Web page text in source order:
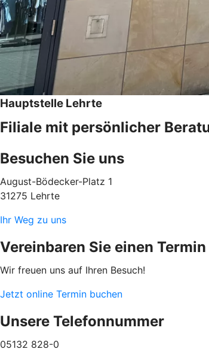
Hauptstelle Lehrte
Filiale mit persönlicher
Besuchen Sie uns
August-Bödecker-Platz 1
31275 Lehrte
Ihr Weg zu uns
Vereinbaren Sie einen Termin
Wir freuen uns auf Ihren Besuch!
Jetzt online Termin buchen
Unsere Telefonnummer
05132 828-0